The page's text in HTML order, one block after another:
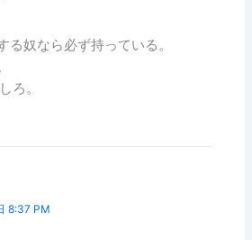
る奴なら必ず持っている。
ろ。
8:37 PM